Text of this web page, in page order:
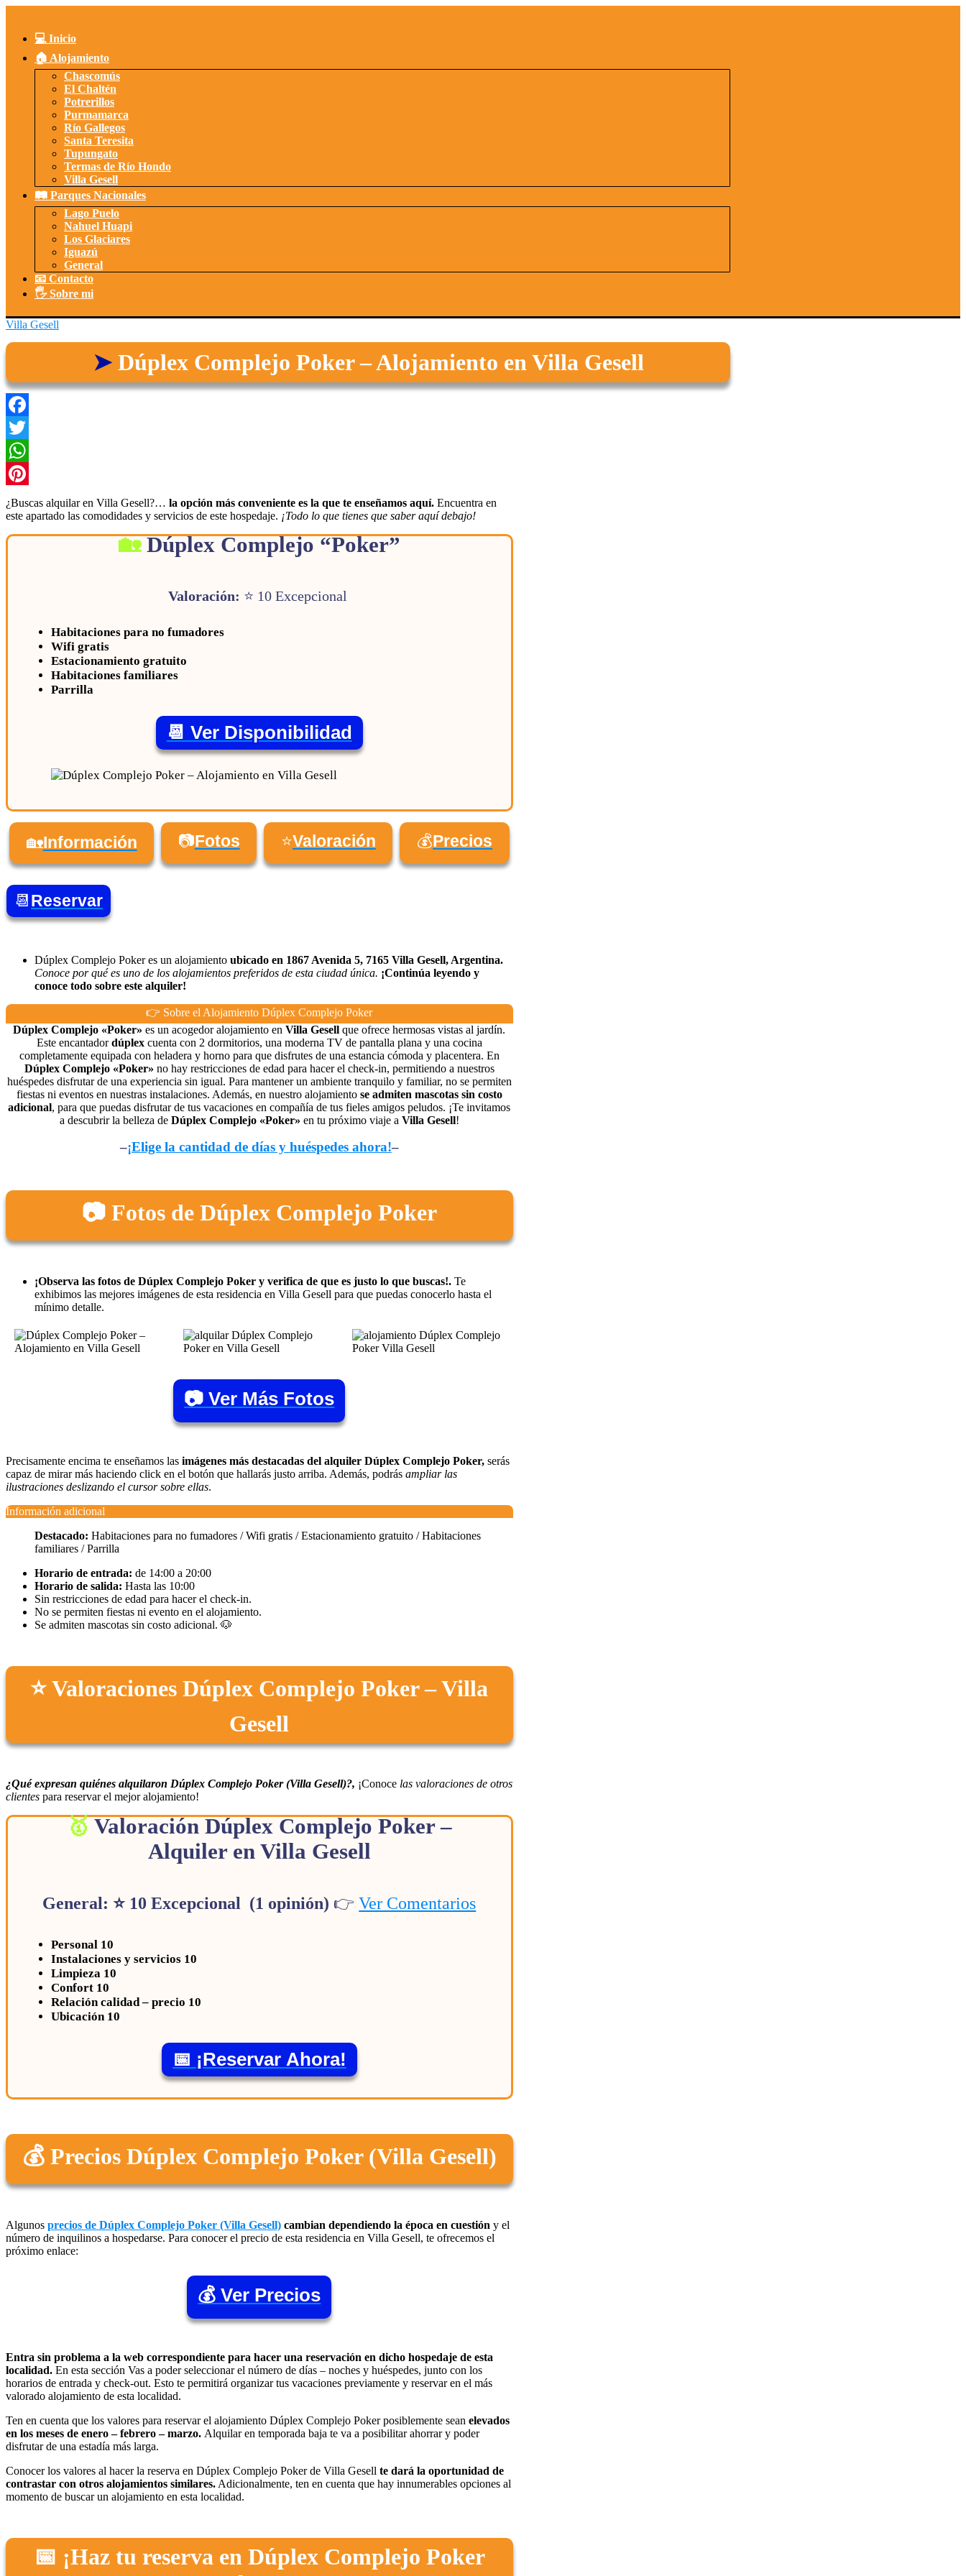
contenido💻 Inicio
🏠 Alojamiento
Chascomús
El Chaltén
Potrerillos
Purmamarca
Río Gallegos
Santa Teresita
Tupungato
Termas de Río Hondo
Villa Gesell
🛤️ Parques Nacionales
Lago Puelo
Nahuel Huapi
Los Glaciares
Iguazú
General
📧 Contacto
🖐️ Sobre mi
Villa Gesell
Dúplex Complejo Poker – Alojamiento en Villa Gesell
Facebook
Twitter
WhatsApp
Pinterest
¿Buscas alquilar en Villa Gesell?… la opción más conveniente es la que te enseñamos aquí. Encuentra en
este apartado las comodidades y servicios de este hospedaje. ¡Todo lo que tienes que saber aquí debajo!
Dúplex Complejo “Poker”
Valoración: ⭐ 10 Excepcional
Habitaciones para no fumadores
Wifi gratis
Estacionamiento gratuito
Habitaciones familiares
Parrilla
📆 Ver Disponibilidad
🏡Información 📷Fotos ⭐Valoración 💰Precios
📆 Reservar
Dúplex Complejo Poker es un alojamiento ubicado en 1867 Avenida 5, 7165 Villa Gesell, Argentina.
Conoce por qué es uno de los alojamientos preferidos de esta ciudad única. ¡Continúa leyendo y
conoce todo sobre este alquiler!
👉 Sobre el Alojamiento Dúplex Complejo Poker
Dúplex Complejo «Poker» es un acogedor alojamiento enVilla Gesell que ofrece hermosas vistas al jardín.
Este encantadordúplexcuenta con 2 dormitorios, una moderna TV de pantalla plana y una cocina
completamente equipada con heladera y horno para que disfrutes de una estancia cómoda y placentera. En
Dúplex Complejo «Poker» no hay restricciones de edad para hacer el check-in, permitiendo a nuestros
huéspedes disfrutar de una experiencia sin igual. Para mantener un ambiente tranquilo y familiar, no se permiten
fiestas ni eventos en nuestras instalaciones. Además, en nuestro alojamiento se admiten mascotas sin costo
adicional, para que puedas disfrutar de tus vacaciones en compañía de tus fieles amigos peludos. ¡Te invitamos
a descubrir la belleza de Dúplex Complejo «Poker» en tu próximo viaje a Villa Gesell!
–¡Elige la cantidad de días y huéspedes ahora!–
📷 Fotos de Dúplex Complejo Poker
¡Observa las fotos de Dúplex Complejo Poker y verifica de que es justo lo que buscas!. Te
exhibimos las mejores imágenes de esta residencia en Villa Gesell para que puedas conocerlo hasta el
mínimo detalle.
📷 Ver Más Fotos
Precisamente encima te enseñamos las imágenes más destacadas del alquiler Dúplex Complejo Poker, serás
capaz de mirar más haciendo click en el botón que hallarás justo arriba. Además, podrás ampliar las
ilustraciones deslizando el cursor sobre ellas.
Información adicional
Destacado: Habitaciones para no fumadores / Wifi gratis / Estacionamiento gratuito / Habitaciones
familiares / Parrilla
Horario de entrada: de 14:00 a 20:00
Horario de salida: Hasta las 10:00
Sin restricciones de edad para hacer el check-in.
No se permiten fiestas ni evento en el alojamiento.
Se admiten mascotas sin costo adicional. 🐶
⭐ Valoraciones Dúplex Complejo Poker – Villa
Gesell
¿Qué expresan quiénes alquilaron Dúplex Complejo Poker (Villa Gesell)?, ¡Conoce las valoraciones de otros
clientes para reservar el mejor alojamiento!
Valoración Dúplex Complejo Poker –
Alquiler en Villa Gesell
General: ⭐ 10 Excepcional (1 opinión) 👉Ver Comentarios
Personal 10
Instalaciones y servicios 10
Limpieza 10
Confort 10
Relación calidad – precio 10
Ubicación 10
📅 ¡Reservar Ahora!
💰 Precios Dúplex Complejo Poker (Villa Gesell)
Algunos precios de Dúplex Complejo Poker (Villa Gesell) cambian dependiendo la época en cuestión y el
número de inquilinos a hospedarse. Para conocer el precio de esta residencia en Villa Gesell, te ofrecemos el
próximo enlace:
💰 Ver Precios
Entra sin problema a la web correspondiente para hacer una reservación en dicho hospedaje de esta
localidad. En esta sección Vas a poder seleccionar el número de días – noches y huéspedes, junto con los
horarios de entrada y check-out. Esto te permitirá organizar tus vacaciones previamente y reservar en el más
valorado alojamiento de esta localidad.
Ten en cuenta que los valores para reservar el alojamiento Dúplex Complejo Poker posiblemente sean elevados
en los meses de enero – febrero – marzo. Alquilar en temporada baja te va a posibilitar ahorrar y poder
disfrutar de una estadía más larga.
Conocer los valores al hacer la reserva en Dúplex Complejo Poker de Villa Gesell te dará la oportunidad de
contrastar con otros alojamientos similares. Adicionalmente, ten en cuenta que hay innumerables opciones al
momento de buscar un alojamiento en esta localidad.
📅 ¡Haz tu reserva en Dúplex Complejo Poker